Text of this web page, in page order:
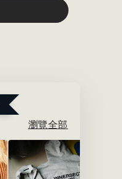
瀏覽全部